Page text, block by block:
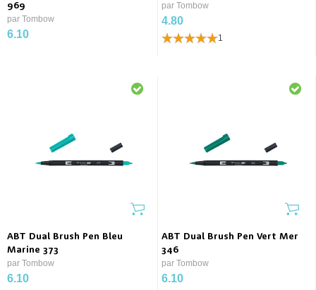
969
par Tombow
6.10
par Tombow
4.80
1
ABT Dual Brush Pen Bleu
Marine 373
par Tombow
6.10
ABT Dual Brush Pen Vert Mer
346
par Tombow
6.10